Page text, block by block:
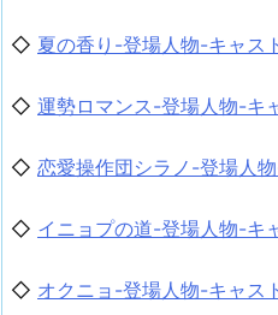
◇ 夏の香り-登場人物-キャス
◇ 運勢ロマンス-登場人物-キ
◇ 恋愛操作団シラノ-登場人
◇ イニョプの道-登場人物-キ
◇ オクニョ-登場人物-キャス